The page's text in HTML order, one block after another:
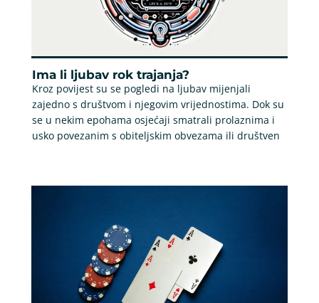
Ima li ljubav rok trajanja?
Kroz povijest su se pogledi na ljubav mijenjali
zajedno s društvom i njegovim vrijednostima. Dok su
se u nekim epohama osjećaji smatrali prolaznima i
usko povezanim s obiteljskim obvezama ili društven